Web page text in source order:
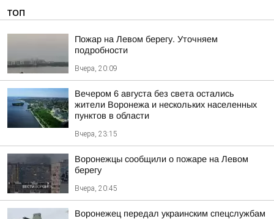
ТОП
Пожар на Левом берегу. Уточняем
подробности
Вчера, 20:09
Вечером 6 августа без света остались
жители Воронежа и нескольких населенных
пунктов в области
Вчера, 23:15
Воронежцы сообщили о пожаре на Левом
берегу
Вчера, 20:45
Воронежец передал украинским спецслужбам